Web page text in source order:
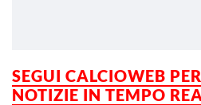
SEGUI CALCIOWEB
NOTIZIE IN TEMPO